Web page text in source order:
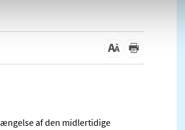
af den midlertidige